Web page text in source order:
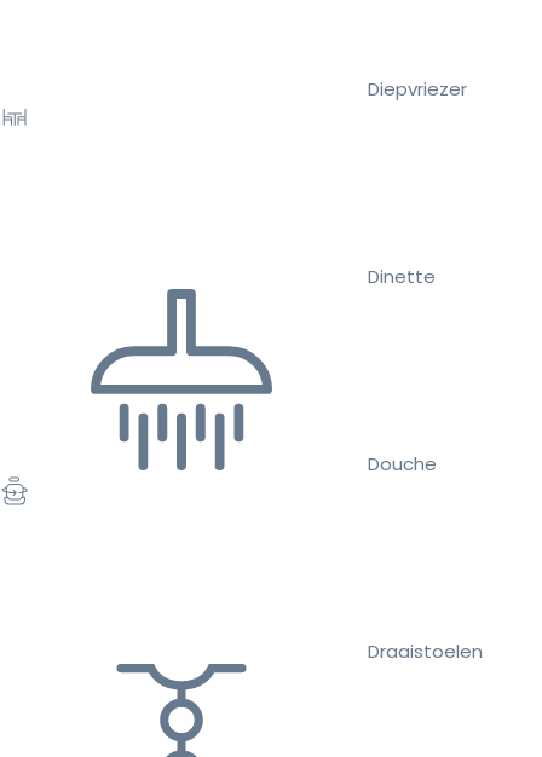
Diepvriezer
Dinette
Douche
Draaistoelen